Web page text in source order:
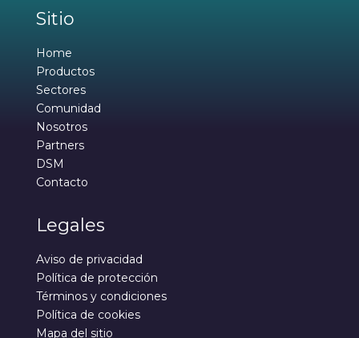
Sitio
Home
Productos
Sectores
Comunidad
Nosotros
Partners
DSM
Contacto
Legales
Aviso de privacidad
Política de protección
Términos y condiciones
Política de cookies
Mapa del sitio